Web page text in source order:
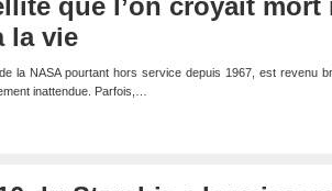
que l’on croyait mort
la vie
la NASA pourtant hors service depuis 1967, est revenu
inattendue. Parfois,…